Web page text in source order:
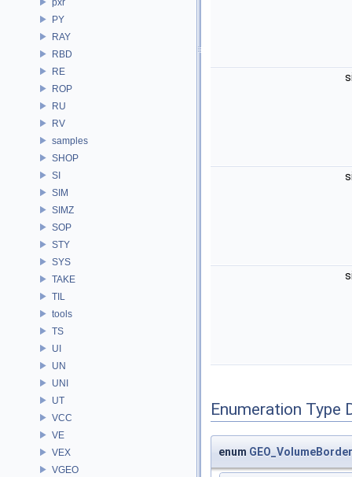
PY
RAY
RBD
RE
ROP
RU
RV
samples
SHOP
SI
SIM
SIMZ
SOP
STY
SYS
TAKE
TIL
tools
TS
UI
UN
UNI
UT
VCC
VE
VEX
VGEO
Enumeration Type
enum GEO_VolumeBorder